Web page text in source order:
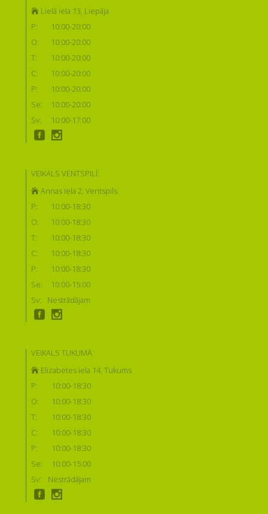
Lielā iela 13, Liepāja
P:
10:00-20:00
O:
10:00-20:00
T:
10:00-20:00
C:
10:00-20:00
P:
10:00-20:00
Se:
10:00-20:00
Sv:
10:00-17:00
VEIKALS VENTSPILĪ:
Annas iela 2, Ventspils
P:
10:00-18:30
O:
10:00-18:30
T:
10:00-18:30
C:
10:00-18:30
P:
10:00-18:30
Se:
10:00-15:00
Sv:
Nestrādājam
VEIKALS TUKUMĀ
Elizabetes iela 14, Tukums
P:
10:00-18:30
O:
10:00-18:30
T:
10:00-18:30
C:
10:00-18:30
P:
10:00-18:30
Se:
10:00-15:00
Sv:
Nestrādājam